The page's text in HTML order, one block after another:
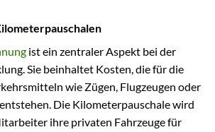
ist ein zentraler Aspekt bei der
Sie beinhaltet Kosten, die für die
wie Zügen, Flugzeugen oder
Die Kilometerpauschale wird
ihre privaten Fahrzeuge für